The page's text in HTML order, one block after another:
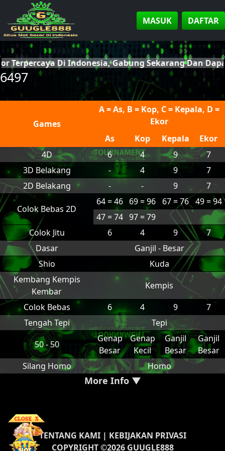
MASUK DAFTAR
Di Indonesia, Gabung Sekarang Dan
6497
Games
A = As, B = Kop, C = Kepala, D =
Ekor
As
Kop Kepala
Ekor
4D
6 4 9
7
3D Belakang
- 4 9
7
2D Belakang
- - 9 7
Colok Bebas 2D
64 = 46 69 = 96 67 = 76
49 = 94
47 = 74 97 = 79
Colok Jitu
6 4 9
7
Dasar
Ganjil - Besar
Shio
Kuda
Kembang Kempis
Kembar
Kempis
Colok Bebas
6 4 9
7
Tengah Tepi
Tepi
50 - 50
Genap
Besar
Genap
Kecil
Ganjil
Besar
Ganjil
Besar
Silang Homo
Homo
More Info ▼
TENTANG KAMI| KEBIJAKAN PRIVASI
COPYRIGHT ©2026 GUUGLE888